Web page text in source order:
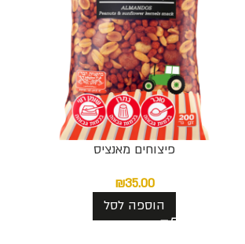
פיצוחים מאנציס
₪35.00
הוספה לסל